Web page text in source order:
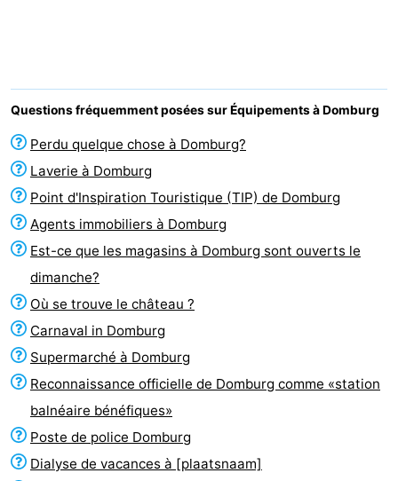
Wijngaerde
Chambre
d'hôtes
Chaumières
-
Buitenhof
Domburg
-
Hof
Domburg
-
Westhove
Hôtels
Last
minutes
Plages
Voir
et
Lieux
Questions fréquemment posées sur Équipements à Domburg
Perdu quelque chose à Domburg?
Laverie à Domburg
Point d'Inspiration Touristique (TIP) de Domburg
Agents immobiliers à Domburg
Est-ce que les magasins à Domburg sont ouverts le
dimanche?
Où se trouve le château ?
Carnaval in Domburg
Supermarché à Domburg
Reconnaissance officielle de Domburg comme «station
balnéaire bénéfiques»
Poste de police Domburg
Dialyse de vacances à [plaatsnaam]